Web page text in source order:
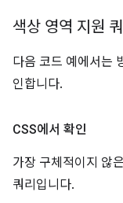
색상 영역 지원
다음 코드 예에서는
인합니다.
CSS에서 확인
가장 구체적이지 않
쿼리입니다.